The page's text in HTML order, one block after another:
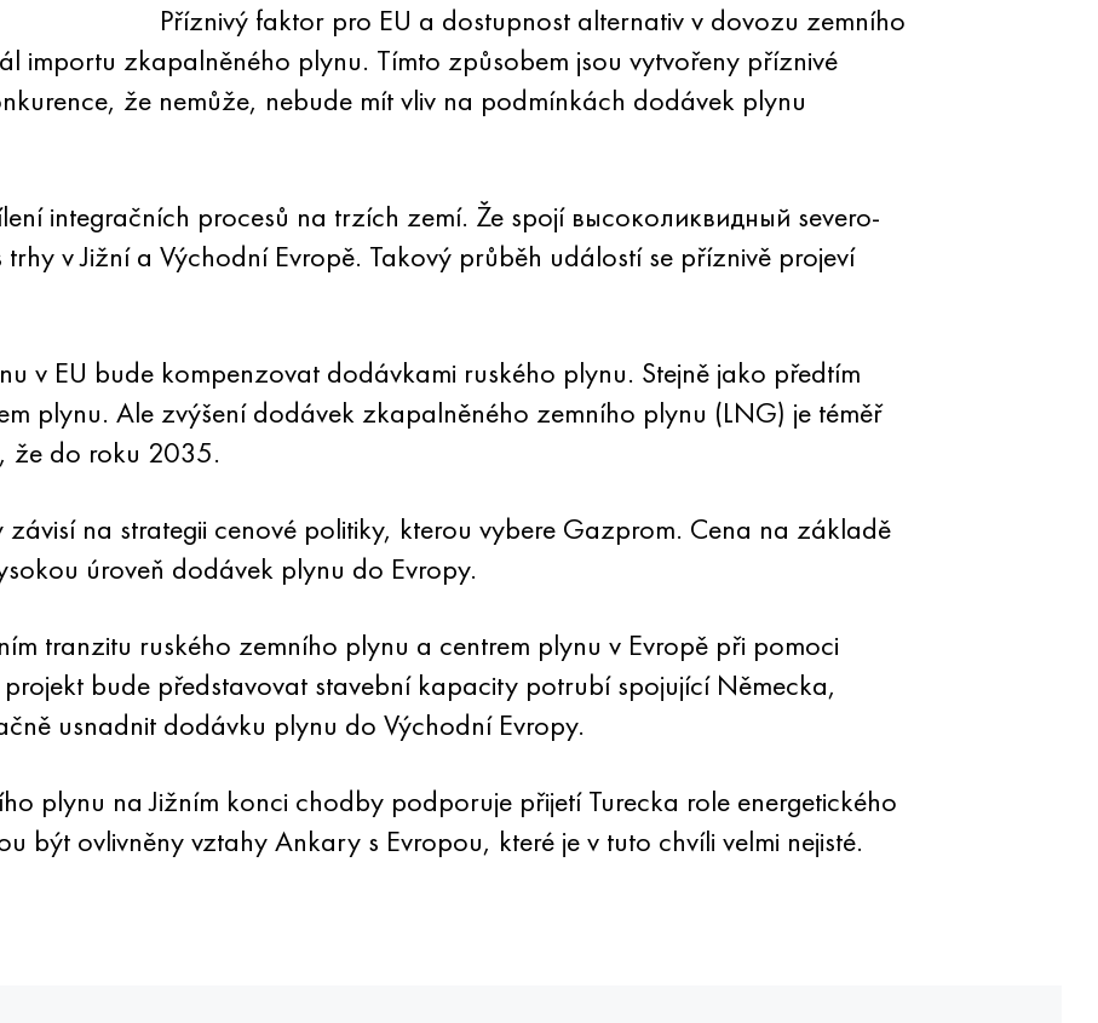
Příznivý faktor pro EU a dostupnost alternativ v dovozu zemního
importu zkapalněného plynu. Tímto způsobem jsou vytvořeny příznivé
že nemůže, nebude mít vliv na podmínkách dodávek plynu
integračních procesů na trzích zemí. Že spojí высоколиквидный severo-
v Jižní a Východní Evropě. Takový průběh událostí se příznivě projeví
v EU bude kompenzovat dodávkami ruského plynu. Stejně jako předtím
plynu. Ale zvýšení dodávek zkapalněného zemního plynu (LNG) je téměř
že do roku 2035.
na strategii cenové politiky, kterou vybere Gazprom. Cena na základě
úroveň dodávek plynu do Evropy.
tranzitu ruského zemního plynu a centrem plynu v Evropě při pomoci
bude představovat stavební kapacity potrubí spojující Německa,
usnadnit dodávku plynu do Východní Evropy.
plynu na Jižním konci chodby podporuje přijetí Turecka role energetického
být ovlivněny vztahy Ankary s Evropou, které je v tuto chvíli velmi nejisté.